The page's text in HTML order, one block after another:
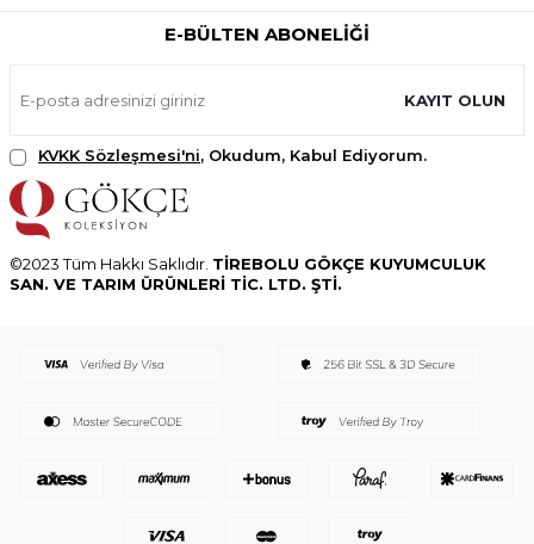
E-BÜLTEN ABONELIĞI
KAYIT OLUN
KVKK Sözleşmesi'ni, Okudum, Kabul Ediyorum.
©2023 Tüm Hakkı Saklıdır. TİREBOLU GÖKÇE KUYUMCULUK
SAN. VE TARIM ÜRÜNLERİ TİC. LTD. ŞTİ.